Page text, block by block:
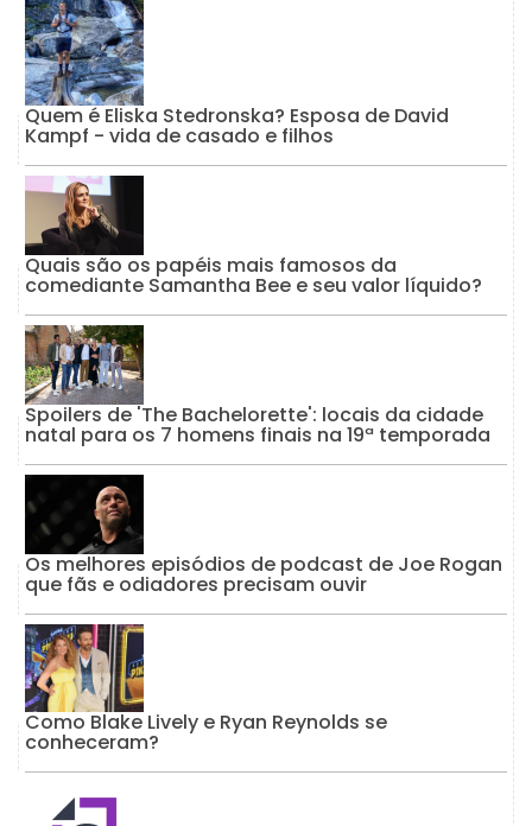
Quem é Eliska Stedronska? Esposa de David
Kampf - vida de casado e filhos
Quais são os papéis mais famosos da
comediante Samantha Bee e seu valor líquido?
Spoilers de 'The Bachelorette': locais da cidade
natal para os 7 homens finais na 19ª temporada
Os melhores episódios de podcast de Joe Rogan
que fãs e odiadores precisam ouvir
Como Blake Lively e Ryan Reynolds se
conheceram?